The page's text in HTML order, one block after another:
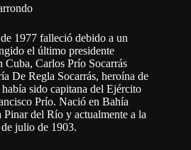
1977 falleció debido a un
el último presidente
Cuba, Carlos Prío Socarrás
De Regla Socarrás, heroína de
sido capitana del Ejército
Prío. Nació en Bahía
Pinar del Río y actualmente a la
julio de 1903.